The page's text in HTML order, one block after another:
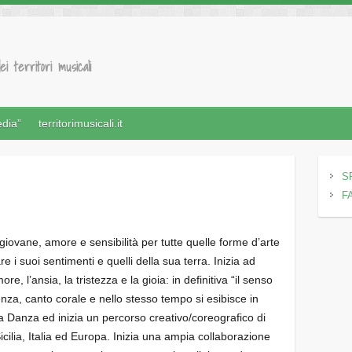
territori musicali
territorimusicali.it
amore e sensibilità per tutte quelle forme d’arte
i suoi sentimenti e quelli della sua terra. Inizia ad
l’ansia, la tristezza e la gioia: in definitiva “il senso
canto corale e nello stesso tempo si esibisce in
Danza ed inizia un percorso creativo/coreografico di
Italia ed Europa. Inizia una ampia collaborazione